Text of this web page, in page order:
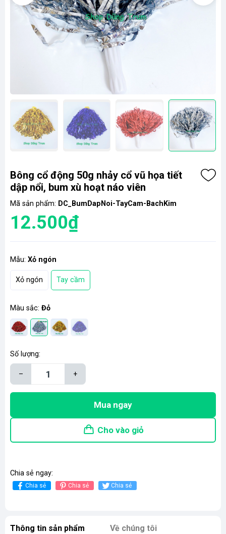
Bông cổ động 50g nhảy cổ vũ họa tiết
dập nổi, bum xù hoạt náo viên
Mã sản phẩm: DC_BumDapNoi-TayCam-BachKim
12.500₫
Mẫu: Xỏ ngón
Xỏ ngón Tay cầm
Màu sắc: Đỏ
Số lượng:
– +
Mua ngay
Cho vào giỏ
Chia sẻ ngay:
Chia sẻ Chia sẻ Chia sẻ
Thông tin sản phẩm Về chúng tôi